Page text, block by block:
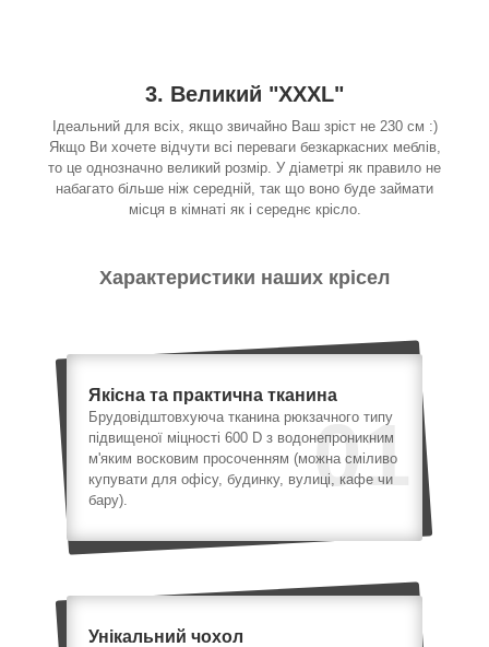
3. Великий "XXXL"
Ідеальний для всіх, якщо звичайно Ваш зріст не 230 см :)
Якщо Ви хочете відчути всі переваги безкаркасних меблів,
то це однозначно великий розмір. У діаметрі як правило не
набагато більше ніж середній, так що воно буде займати
місця в кімнаті як і середнє крісло.
Характеристики наших крісел
01
Якісна та практична тканина
Брудовідштовхуюча тканина рюкзачного типу
підвищеної міцності 600 D з водонепроникним
м'яким восковим просоченням (можна сміливо
купувати для офісу, будинку, вулиці, кафе чи
бару).
Унікальний чохол